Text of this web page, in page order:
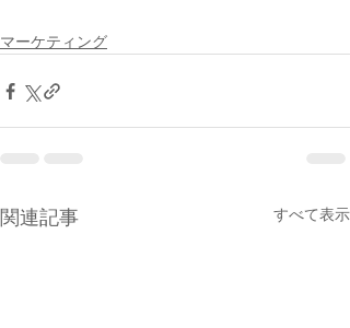
マーケティング
関連記事 すべて表示